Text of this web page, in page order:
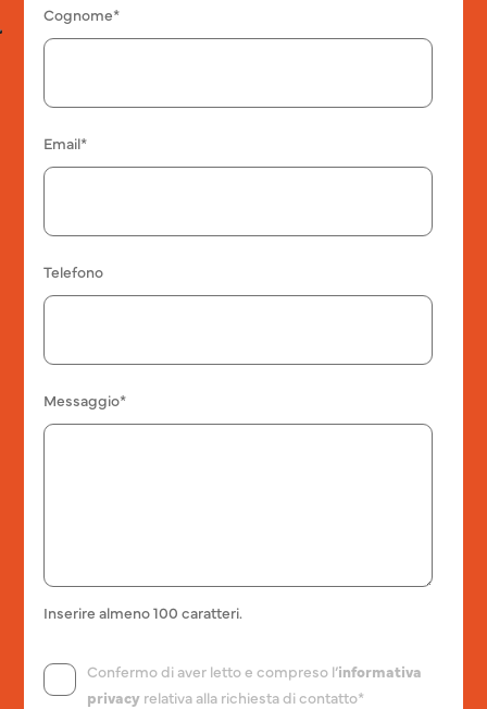
Cognome*
Email*
Telefono
Messaggio*
Inserire almeno 100 caratteri.
Confermo di aver letto e compreso l’informativa
privacyrelativa alla richiesta di contatto*